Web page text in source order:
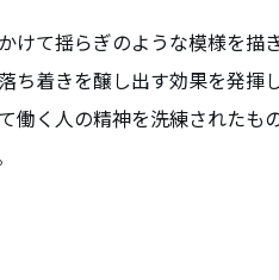
けて揺らぎのような模様を描き
ち着きを醸し出す効果を発揮
働く人の精神を洗練されたも